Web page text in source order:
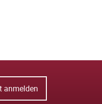
anmelden